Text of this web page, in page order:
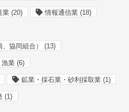
業 (20) 情報通信業 (18)
協同組合） (13)
漁業 (6)
鉱業・採石業・砂利採取業 (1)
(1)